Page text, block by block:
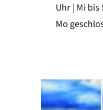
Uhr | Mi bis
Mo